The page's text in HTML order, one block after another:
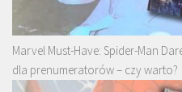
Marvel Must-Have: Spider-Man
dla prenumeratorów – czy warto?